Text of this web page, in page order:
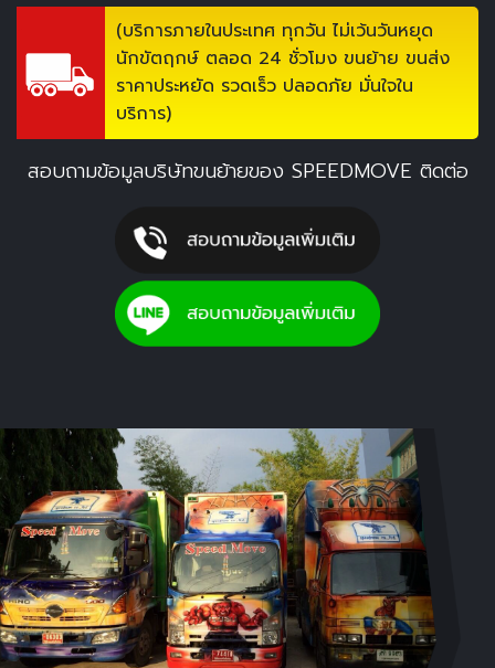
(บริการภายในประเทศ ทุกวัน ไม่เว้นวันหยุด
นักขัตฤกษ์ ตลอด 24 ชั่วโมง ขนย้าย ขนส่ง
ราคาประหยัด รวดเร็ว ปลอดภัย มั่นใจใน
บริการ)
สอบถามข้อมูลบริษัทขนย้ายของ SPEEDMOVE ติดต่อ